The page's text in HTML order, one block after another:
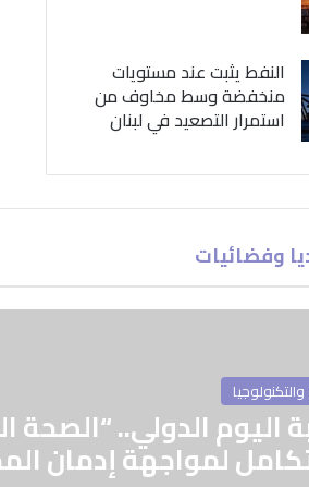
النفط يثبت عند مستويات
منخفضة وسط مخاوف من
استمرار التصعيد في لبنان
وفضائيات
اليوم الدولي.. “الصحة
لمواجهة إدمان